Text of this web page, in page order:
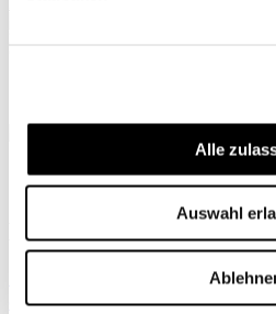
Alle
Auswahl
ACCUEIL
Michael Weber
Comment réduire le taux de
disproportionné des étrangers